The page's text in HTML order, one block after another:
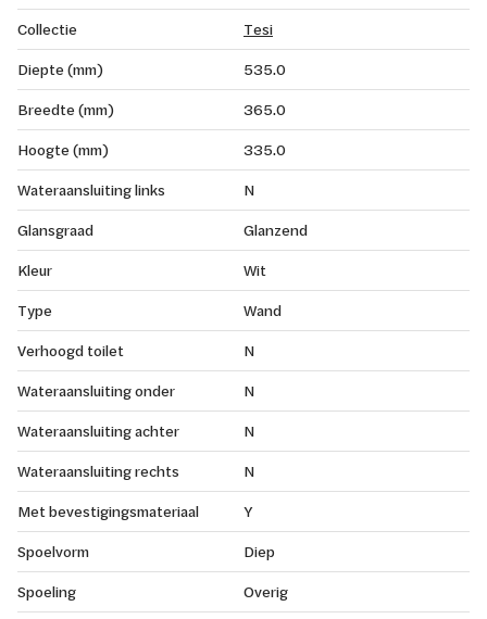
Collectie
Tesi
Diepte (mm)
535.0
Breedte (mm)
365.0
Hoogte (mm)
335.0
Wateraansluiting links
N
Glansgraad
Glanzend
Kleur
Wit
Type
Wand
Verhoogd toilet
N
Wateraansluiting onder
N
Wateraansluiting achter
N
Wateraansluiting rechts
N
Met bevestigingsmateriaal
Y
Spoelvorm
Diep
Spoeling
Overig